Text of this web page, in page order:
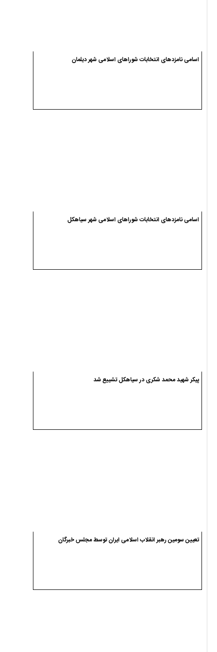
اسامی نامزدهای انتخابات شوراهای اسلامی شهر سیاهکل
پیکر شهید محمد شکری در سیاهکل تشییع شد
تعیین سومین رهبر انقلاب اسلامی ایران توسط مجلس خبرگان
وداع و تشییع پیکر شهید سجاد انصاریان در سیاهکل